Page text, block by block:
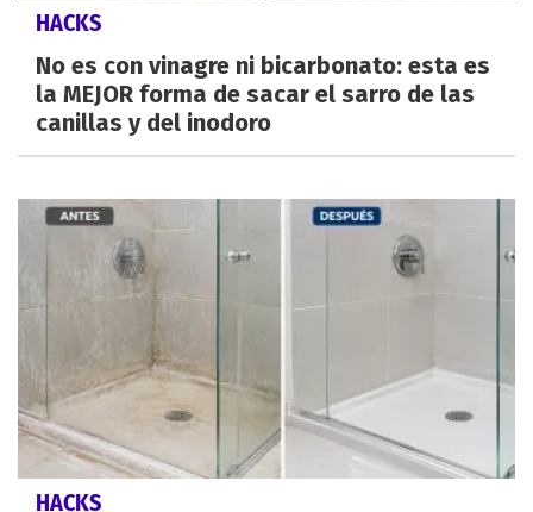
HACKS
No es con vinagre ni bicarbonato: esta es
la MEJOR forma de sacar el sarro de las
canillas y del inodoro
HACKS